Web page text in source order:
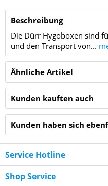
Beschreibung
Die Dürr Hygoboxen sind
und den Transport von...
Ähnliche Artikel
Kunden kauften auch
Kunden haben sich
Service Hotline
Shop Service